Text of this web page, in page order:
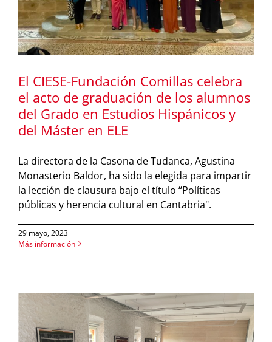
El CIESE-Fundación Comillas celebra
el acto de graduación de los alumnos
del Grado en Estudios Hispánicos y
del Máster en ELE
La directora de la Casona de Tudanca, Agustina
Monasterio Baldor, ha sido la elegida para impartir
la lección de clausura bajo el título “Políticas
públicas y herencia cultural en Cantabria".
29 mayo, 2023
Más información